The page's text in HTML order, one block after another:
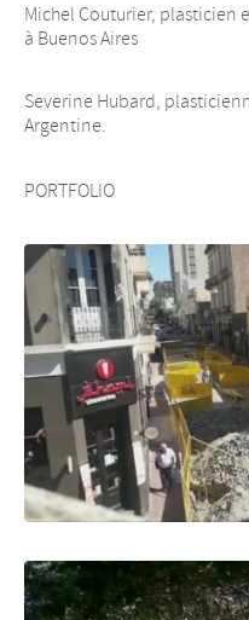
Michel Couturier, plasticien
à Buenos Aires
Severine Hubard,
Argentine.
PORTFOLIO